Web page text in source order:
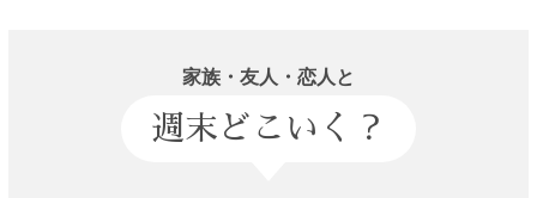
家族・友人・恋人と
週末どこいく？